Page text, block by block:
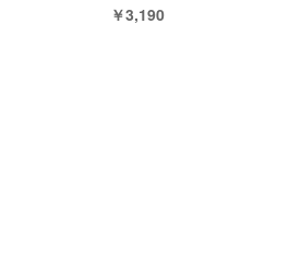
￥3,190